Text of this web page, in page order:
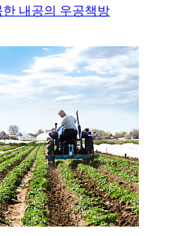
내공의 우공책방